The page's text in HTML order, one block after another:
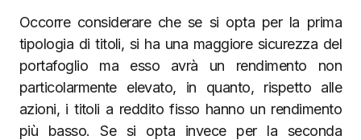
Occorre considerare che se si opta per la prima
tipologia di titoli, si ha una maggiore sicurezza del
portafoglio ma esso avrà un rendimento non
particolarmente elevato, in quanto, rispetto alle
azioni, i titoli a reddito fisso hanno un rendimento
più basso. Se si opta invece per la seconda